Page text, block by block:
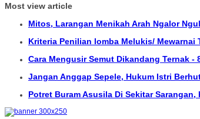
Most view article
Mitos, Larangan Menikah Arah Ngalor
Kriteria Penilian lomba Melukis/ Mewarnai
Cara Mengusir Semut Dikandang Ternak -
Jangan Anggap Sepele, Hukum Istri
Potret Buram Asusila Di Sekitar